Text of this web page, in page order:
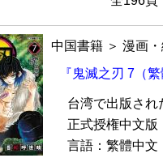
中国書籍 ＞ 漫画
『鬼滅之刃 7（
台湾で出版され
正式授権中文版
言語：繁體中文